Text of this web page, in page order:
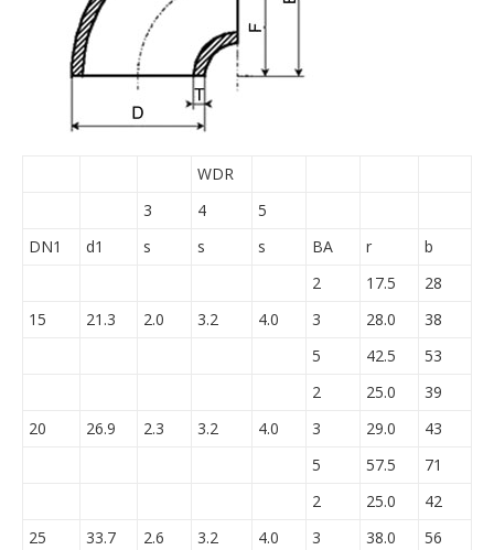
WDR
3
4
5
DN1
d1 s s s BA r
b
2
17.5
28
15
21.3 2.0 3.2 4.0 3 28.0
38
5
42.5
53
2
25.0
39
20
26.9 2.3 3.2 4.0 3 29.0
43
5
57.5
71
2
25.0
42
25
33.7 2.6 3.2 4.0 3 38.0 56